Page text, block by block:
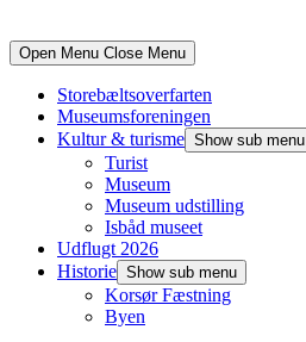
Open Menu Close Menu
Storebæltsoverfarten
Museumsforeningen
Kultur & turisme Show sub menu
Turist
Museum
Museum udstilling
Isbåd museet
Udflugt 2026
Historie Show sub menu
Korsør Fæstning
Byen